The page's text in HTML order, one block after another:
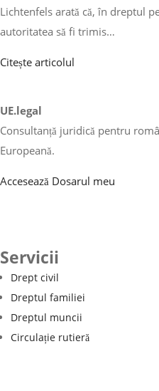
Lichtenfels arată că, în dreptul
autoritatea să fi trimis…
Citește articolul
UE.legal
Consultanță juridică pentru
Europeană.
Accesează Dosarul meu
Servicii
Drept civil
Dreptul familiei
Dreptul muncii
Circulație rutieră